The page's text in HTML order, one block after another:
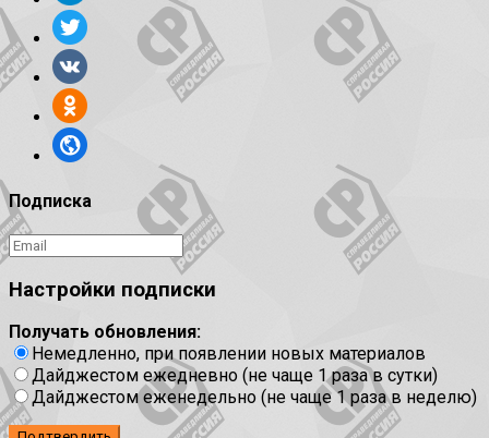
Подписка
Настройки подписки
Получать обновления:
Немедленно, при появлении новых материалов
Дайджестом ежедневно (не чаще 1 раза в сутки)
Дайджестом еженедельно (не чаще 1 раза в неделю)